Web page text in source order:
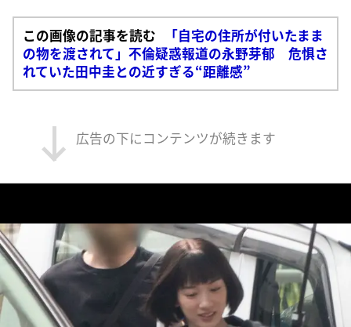
この画像の記事を読む
「自宅の住所が付いたまま
の物を渡されて」不倫疑惑報道の永野芽郁 危惧さ
れていた田中圭との近すぎる“距離感”
広告の下にコンテンツが続きます